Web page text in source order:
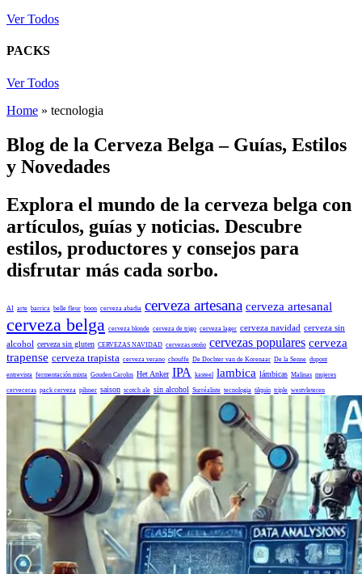
Ver Todos
PACKS
Ver Todos
Home » tecnologia
Blog de la Cerveza Belga – Guías, Estilos
y Novedades
Explora el mundo de la cerveza belga con
artículos, guías y noticias. Descubre
estilos, productores y consejos para
disfrutar más cada sorbo.
AI arte barrica belle fleur boon cerveza abadia cerveza artesana cerveza artesanal
cerveza belga cerveza blonde cerveza de trigo cerveza lager cerveza navidad cerveza sin
alcohol cerveza sin gluten CERVEZAS NAVIDAD cervezas otoño cervezas populares cerveza
trapense cerveza trapista cerveza verano chouffe De Dochter van de Korenaar De la Senne dupont
entrevista fermentación mixta Gouden Carolus Het Anker IPA kasteel lambica lámbicas Malinas mujeres
cerveceras pack cerveza pilsner saison scotch ale sin alcohol Surréaliste tecnologia tilquin triple westvleteren